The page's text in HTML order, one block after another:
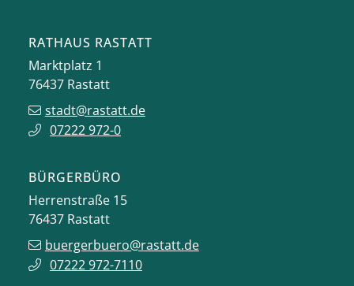
RATHAUS RASTATT
Marktplatz 1
76437 Rastatt
stadt@rastatt.de
07222 972-0
BÜRGERBÜRO
Herrenstraße 15
76437 Rastatt
buergerbuero@rastatt.de
07222 972-7110